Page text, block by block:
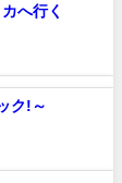
へ行く
ク!～